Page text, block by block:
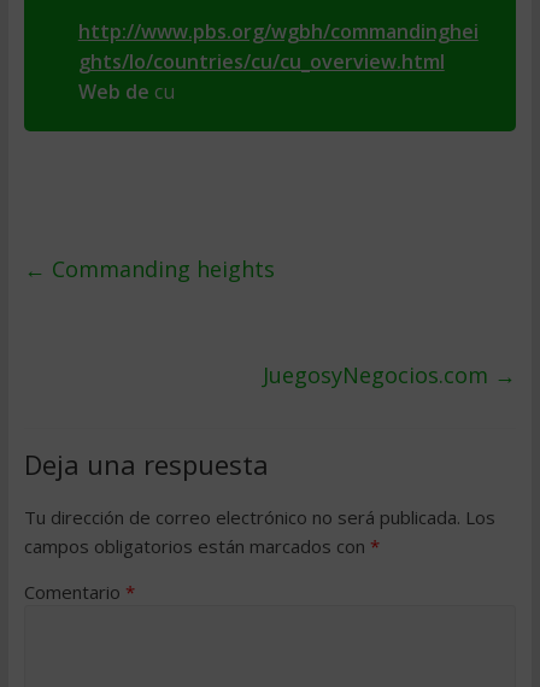
http://www.pbs.org/wgbh/commandinghei
ghts/lo/countries/cu/cu_overview.html
Web de cu
← Commanding heights
JuegosyNegocios.com →
Deja una respuesta
Tu dirección de correo electrónico no será publicada. Los
campos obligatorios están marcados con *
Comentario *